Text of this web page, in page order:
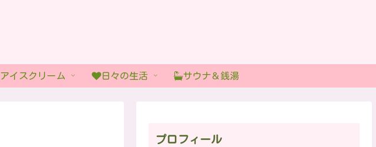
アイスクリーム 日々の生活 サウナ＆銭湯
プロフィール